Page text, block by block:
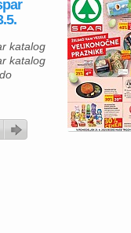
katalog
katalog